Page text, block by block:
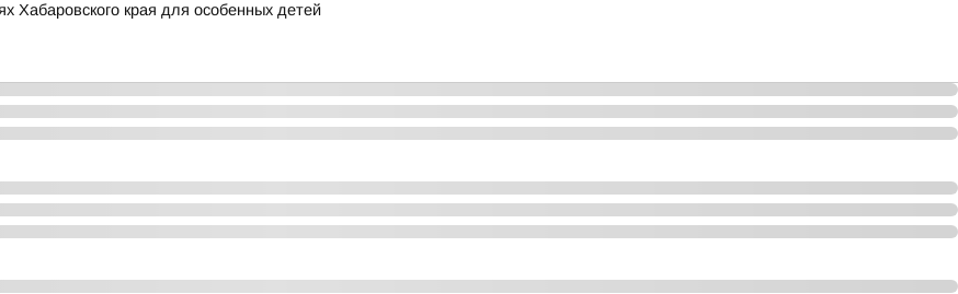
Хабаровского края для особенных детей